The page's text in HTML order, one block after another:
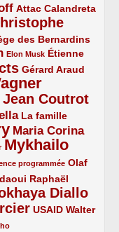
Attac Calandreta
des Bernardins
Elon Musk Étienne
Gérard Araud
Jean Coutrot
La famille
Maria Corina
Mykhailo
programmée Olaf
Raphaël
Diallo
USAID Walter